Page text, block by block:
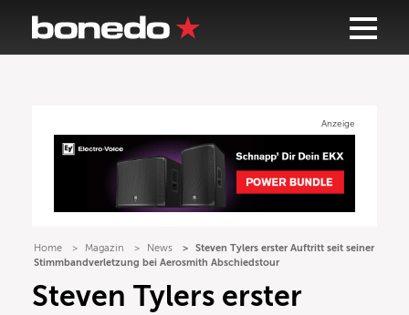
Anzeige
Home Magazin News
Steven Tylers erster Auftritt seit seiner
Stimmbandverletzung bei Aerosmith Abschiedstour
Steven Tylers erster